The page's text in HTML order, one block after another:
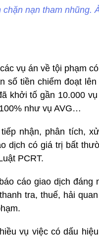
nạn tham nhũng.
vụ án về tội phạm
số tiền chiếm đoạt
khởi tố gần 10.000
như vụ AVG…
nhận, phân tích,
dịch có giá trị bất
PCRT.
cáo giao dịch đáng
tra, thuế, hải
vụ việc có dấu